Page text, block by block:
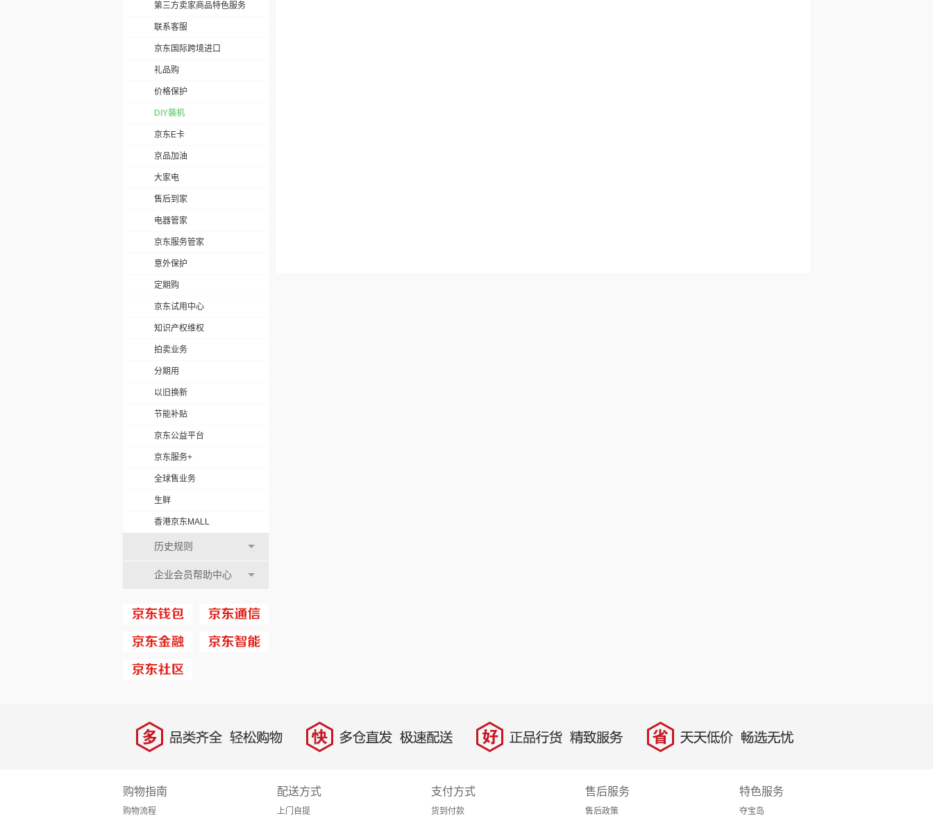
第三方卖家商品特色服务
联系客服
京东国际跨境进口
礼品购
价格保护
DIY装机
京东E卡
京品加油
大家电
售后到家
电器管家
京东服务管家
意外保护
定期购
京东试用中心
知识产权维权
拍卖业务
分期用
以旧换新
节能补贴
京东公益平台
京东服务+
全球售业务
生鲜
香港京东MALL
历史规则
企业会员帮助中心
多 品类齐全，轻松购物 快 多仓直发，极速配送 好 正品行货，精致服务 省 天天低价，畅选无忧
购物指南
购物流程
配送方式
上门自提
支付方式
货到付款
售后服务
售后政策
特色服务
夺宝岛